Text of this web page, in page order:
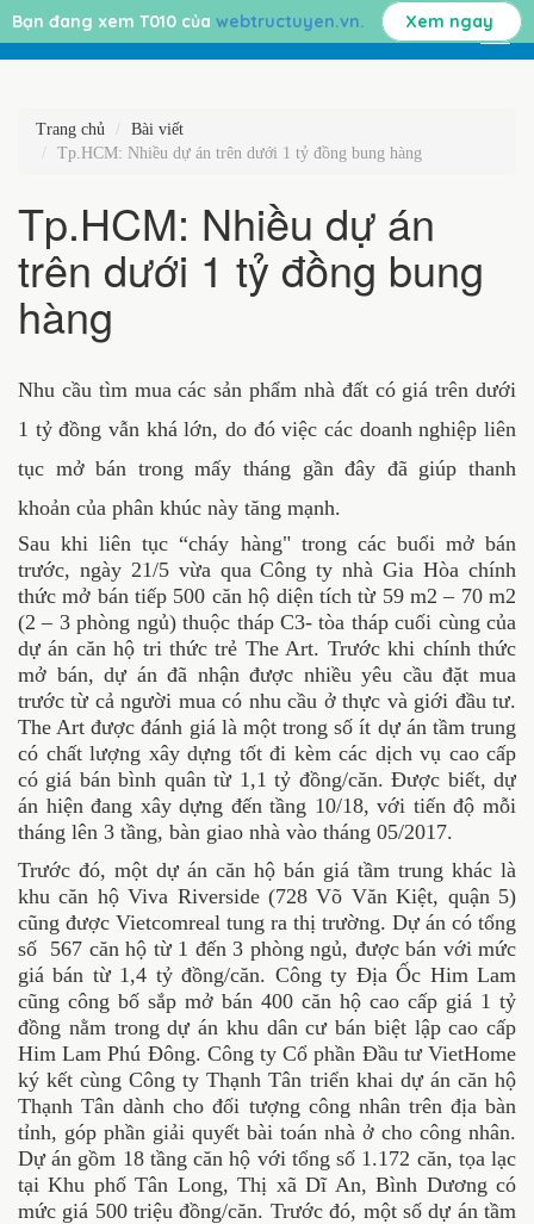
Trang chủ
Bài viết
Tp.HCM: Nhiều dự án trên dưới 1 tỷ đồng bung hàng
Tp.HCM: Nhiều dự án
trên dưới 1 tỷ đồng bung
hàng
Nhu cầu tìm mua các sản phẩm nhà đất có giá trên dưới
1 tỷ đồng vẫn khá lớn, do đó việc các doanh nghiệp liên
tục mở bán trong mấy tháng gần đây đã giúp thanh
khoản của phân khúc này tăng mạnh.
Sau khi liên tục “cháy hàng" trong các buổi mở bán
trước, ngày 21/5 vừa qua Công ty nhà Gia Hòa chính
thức mở bán tiếp 500 căn hộ diện tích từ 59 m2 – 70 m2
(2 – 3 phòng ngủ) thuộc tháp C3- tòa tháp cuối cùng của
dự án căn hộ tri thức trẻ The Art. Trước khi chính thức
mở bán, dự án đã nhận được nhiều yêu cầu đặt mua
trước từ cả người mua có nhu cầu ở thực và giới đầu tư.
The Art được đánh giá là một trong số ít dự án tầm trung
có chất lượng xây dựng tốt đi kèm các dịch vụ cao cấp
có giá bán bình quân từ 1,1 tỷ đồng/căn. Được biết, dự
án hiện đang xây dựng đến tầng 10/18, với tiến độ mỗi
tháng lên 3 tầng, bàn giao nhà vào tháng 05/2017.
Trước đó, một dự án căn hộ bán giá tầm trung khác là
khu căn hộ Viva Riverside (728 Võ Văn Kiệt, quận 5)
cũng được Vietcomreal tung ra thị trường. Dự án có tổng
số 567 căn hộ từ 1 đến 3 phòng ngủ, được bán với mức
giá bán từ 1,4 tỷ đồng/căn. Công ty Địa Ốc Him Lam
cũng công bố sắp mở bán 400 căn hộ cao cấp giá 1 tỷ
đồng nằm trong dự án khu dân cư bán biệt lập cao cấp
Him Lam Phú Đông. Công ty Cổ phần Đầu tư VietHome
ký kết cùng Công ty Thạnh Tân triển khai dự án căn hộ
Thạnh Tân dành cho đối tượng công nhân trên địa bàn
tỉnh, góp phần giải quyết bài toán nhà ở cho công nhân.
Dự án gồm 18 tầng căn hộ với tổng số 1.172 căn, tọa lạc
tại Khu phố Tân Long, Thị xã Dĩ An, Bình Dương có
mức giá 500 triệu đồng/căn. Trước đó, một số dự án tầm
Bạn đang xem T010 của webtructuyen.vn. Xem ngay